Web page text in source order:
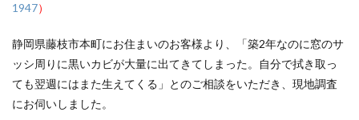
1947）
静岡県藤枝市本町にお住まいのお客様より、「築2年なのに窓のサ
ッシ周りに黒いカビが大量に出てきてしまった。自分で拭き取っ
ても翌週にはまた生えてくる」とのご相談をいただき、現地調査
にお伺いしました。